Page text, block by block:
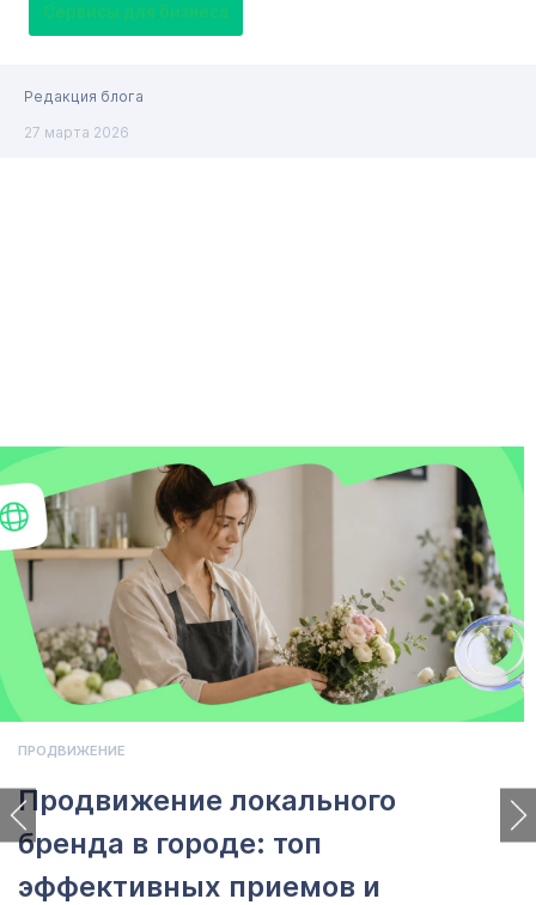
Сервисы для бизнеса
Редакция блога
27 марта 2026
ПРОДВИЖЕНИЕ
Продвижение локального
бренда в городе: топ
эффективных приемов и